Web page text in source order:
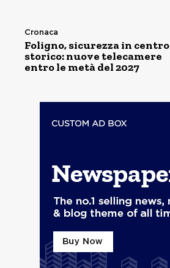
Cronaca
Foligno, sicurezza in centro
storico: nuove telecamere
entro le metà del 2027